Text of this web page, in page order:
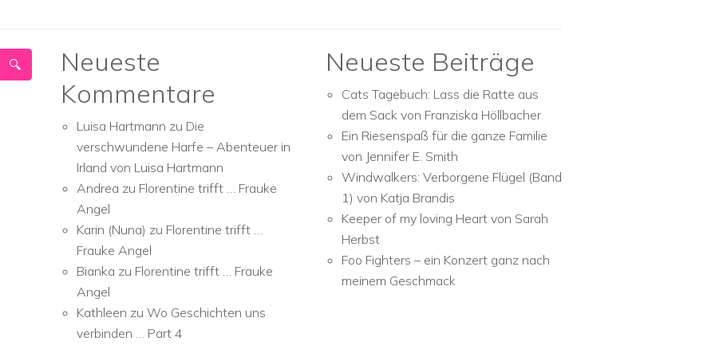
Neueste
Kommentare
Luisa Hartmann zu Die
verschwundene Harfe – Abenteuer in
Irland von Luisa Hartmann
Andrea zu Florentine trifft … Frauke
Angel
Karin (Nuna) zu Florentine trifft …
Frauke Angel
Bianka zu Florentine trifft … Frauke
Angel
Kathleen zu Wo Geschichten uns
verbinden … Part 4
Neueste Beiträge
Cats Tagebuch: Lass die Ratte aus
dem Sack von Franziska Höllbacher
Ein Riesenspaß für die ganze Familie
von Jennifer E. Smith
Windwalkers: Verborgene Flügel (Band
1) von Katja Brandis
Keeper of my loving Heart von Sarah
Herbst
Foo Fighters – ein Konzert ganz nach
meinem Geschmack